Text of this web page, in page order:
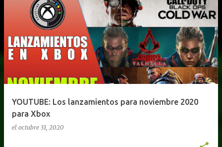
YOUTUBE: Los lanzamientos para noviembre 2020
para Xbox
el octubre 31, 2020